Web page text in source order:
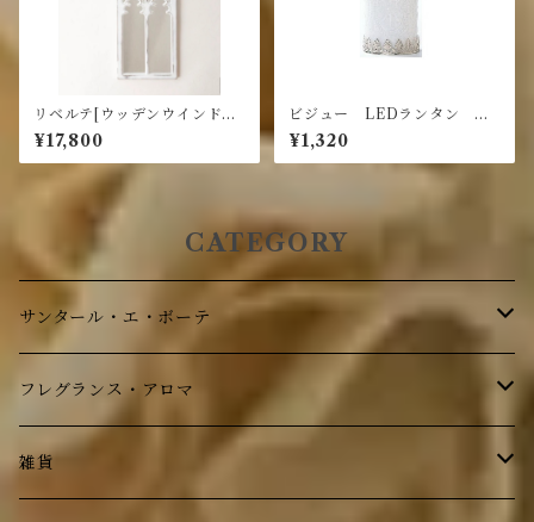
リベルテ[ウッデンウインドウ
ミラー]＜鏡＞
¥17,800
ビジュー LEDランタン ア
ラベスク
¥1,320
CATEGORY
サンタール・エ・ボーテ
ボディケア
フレグランス
フレグランス・アロマ
ボディケア
雑貨